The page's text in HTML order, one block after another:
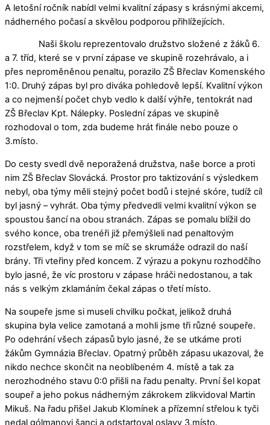
A letošní ročník nabídl velmi kvalitní zápasy s krásnými akcemi,
nádherného počasí a skvělou podporou přihlížejících.
Naši školu reprezentovalo družstvo složené z žáků 6.
a 7. tříd, které se v první zápase ve skupině rozehrávalo, a i
přes neproměněnou penaltu, porazilo ZŠ Břeclav Komenského
1:0. Druhý zápas byl pro diváka pohledově lepší. Kvalitní výkon
a co nejmenší počet chyb vedlo k další výhře, tentokrát nad
ZŠ Břeclav Kpt. Nálepky. Poslední zápas ve skupině
rozhodoval o tom, zda budeme hrát finále nebo pouze o
3.místo.
Do cesty svedl dvě neporažená družstva, naše borce a proti
nim ZŠ Břeclav Slovácká. Prostor pro taktizování s výsledkem
nebyl, oba týmy měli stejný počet bodů i stejné skóre, tudíž cíl
byl jasný – vyhrát. Oba týmy předvedli velmi kvalitní výkon se
spoustou šancí na obou stranách. Zápas se pomalu blížil do
svého konce, oba trenéři již přemýšleli nad penaltovým
rozstřelem, když v tom se míč se skrumáže odrazil do naší
brány. Tři vteřiny před koncem. Z výrazu a pokynu rozhodčího
bylo jasné, že víc prostoru v zápase hráči nedostanou, a tak
nás s velkým zklamáním čekal zápas o třetí místo.
Na soupeře jsme si museli chvilku počkat, jelikož druhá
skupina byla velice zamotaná a mohli jsme tři různé soupeře.
Po odehrání všech zápasů bylo jasné, že se utkáme proti
žákům Gymnázia Břeclav. Opatrný průběh zápasu ukazoval, že
nikdo nechce skončit na neoblíbeném 4. místě a tak za
nerozhodného stavu 0:0 přišli na řadu penalty. První šel kopat
soupeř a jeho pokus nádherným zákrokem zlikvidoval Martin
Mikuš. Na řadu přišel Jakub Klomínek a přízemní střelou k tyči
nedal gólmanovi šanci a odstartoval oslavy 3.místo.